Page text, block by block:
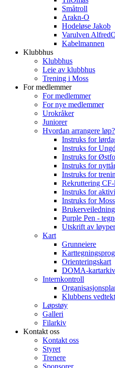
Småtroll
Arakn-O
Hodeløse Jakob
Varulven
Kabelmannen
Klubbhus
Klubbhus
Leie av klubbhus
Trening i Moss
For medlemmer
For medlemmer
For nye medlemmer
Urokråker
Juniorer
Hvordan arrangere løp?
Instruks for
Instruks for
Instruks for
Instruks for
Instruks for
Rekruttering
Instruks for
Instruks for
Purple Pen -
Utskrift av løyper
Kart
Grunneiere
Orienteringskart
DOMA-kartarkiv
Internkontroll
Klubbens
Løpstøy
Galleri
Filarkiv
Kontakt oss
Kontakt oss
Styret
Trenere
Sponsorer